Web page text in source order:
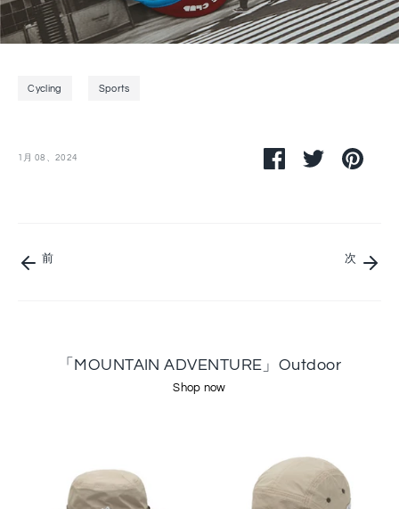
Cycling Sports
1月 08、2024
Facebook
で
ツ
ピ
前 次
「MOUNTAIN ADVENTURE」Outdoor
Shop now